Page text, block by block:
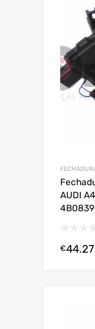
AUDI
€44.27